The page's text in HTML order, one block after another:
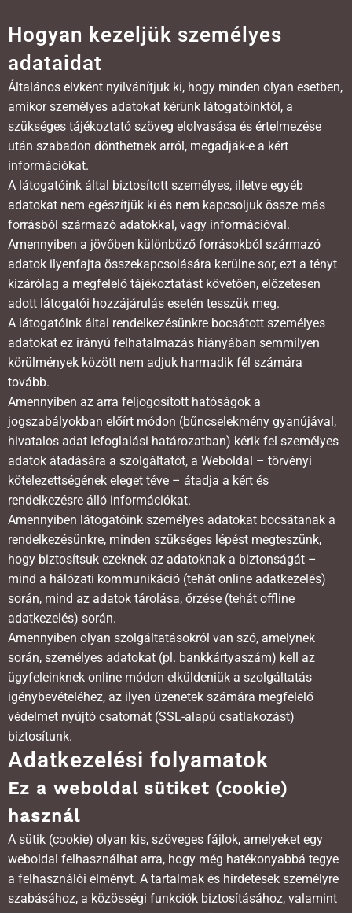
Hogyan kezeljük személyes
adataidat
Általános elvként nyilvánítjuk ki, hogy minden olyan esetben,
amikor személyes adatokat kérünk látogatóinktól, a
szükséges tájékoztató szöveg elolvasása és értelmezése
után szabadon dönthetnek arról, megadják-e a kért
információkat.
A látogatóink által biztosított személyes, illetve egyéb
adatokat nem egészítjük ki és nem kapcsoljuk össze más
forrásból származó adatokkal, vagy információval.
Amennyiben a jövőben különböző forrásokból származó
adatok ilyenfajta összekapcsolására kerülne sor, ezt a tényt
kizárólag a megfelelő tájékoztatást követően, előzetesen
adott látogatói hozzájárulás esetén tesszük meg.
A látogatóink által rendelkezésünkre bocsátott személyes
adatokat ez irányú felhatalmazás hiányában semmilyen
körülmények között nem adjuk harmadik fél számára
tovább.
Amennyiben az arra feljogosított hatóságok a
jogszabályokban előírt módon (bűncselekmény gyanújával,
hivatalos adat lefoglalási határozatban) kérik fel személyes
adatok átadására a szolgáltatót, a Weboldal – törvényi
kötelezettségének eleget téve – átadja a kért és
rendelkezésre álló információkat.
Amennyiben látogatóink személyes adatokat bocsátanak a
rendelkezésünkre, minden szükséges lépést megteszünk,
hogy biztosítsuk ezeknek az adatoknak a biztonságát –
mind a hálózati kommunikáció (tehát online adatkezelés)
során, mind az adatok tárolása, őrzése (tehát offline
adatkezelés) során.
Amennyiben olyan szolgáltatásokról van szó, amelynek
során, személyes adatokat (pl. bankkártyaszám) kell az
ügyfeleinknek online módon elküldeniük a szolgáltatás
igénybevételéhez, az ilyen üzenetek számára megfelelő
védelmet nyújtó csatornát (SSL-alapú csatlakozást)
biztosítunk.
Adatkezelési folyamatok
Ez a weboldal sütiket (cookie)
használ
A sütik (cookie) olyan kis, szöveges fájlok, amelyeket egy
weboldal felhasználhat arra, hogy még hatékonyabbá tegye
a felhasználói élményt. A tartalmak és hirdetések személyre
szabásához, a közösségi funkciók biztosításához, valamint